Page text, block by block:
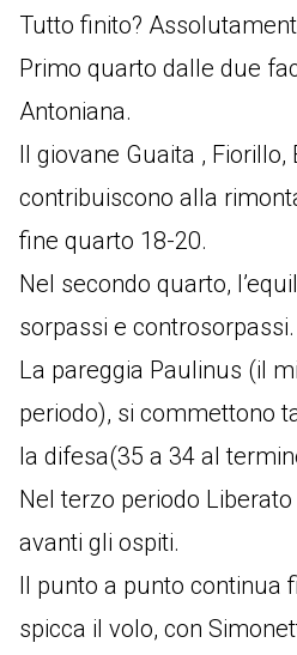
Tutto finito?
Primo quarto dalle due
Antoniana.
Il giovane Guaita , Fiorillo,
contribuiscono alla
fine quarto 18-20.
Nel secondo quarto,
sorpassi e controsorpassi.
La pareggia Paulinus (il
periodo), si commettono
la difesa(35 a 34 al
Nel terzo periodo
avanti gli ospiti.
Il punto a punto continua
spicca il volo, con